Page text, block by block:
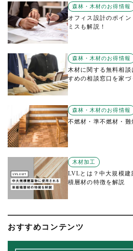
森林・木材のお得情報
オフィス設計のポイ
ミスも解説！
森林・木材のお得情報
木材に関する無料相
すめの相談窓口を家
森林・木材のお得情報
不燃材・準不燃材・難
木材加工
LVLとは？中大規模建
積層材の特徴を解説
おすすめコンテンツ